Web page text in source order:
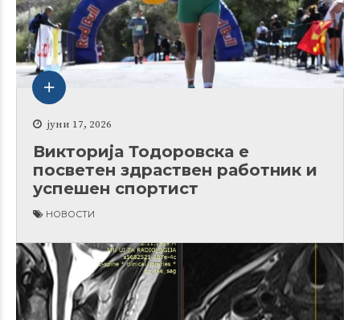
јуни 17, 2026
Викторија Тодоровска е
посветен здраствен работник и
успешен спортист
НОВОСТИ